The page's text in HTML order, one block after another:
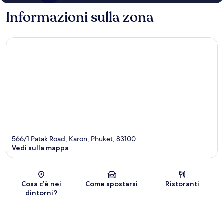
Informazioni sulla zona
Mappa
566/1 Patak Road, Karon, Phuket, 83100
Vedi sulla mappa
Cosa c’è nei
dintorni?
Come spostarsi Ristoranti